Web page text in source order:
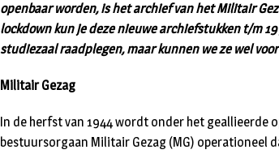
openbaar worden, is het archief van het Militair
lockdown kun je deze nieuwe archiefstukken t/m
studiezaal raadplegen, maar kunnen we ze wel
Militair Gezag
In de herfst van 1944 wordt onder het geallieerde
bestuursorgaan Militair Gezag (MG) operationeel